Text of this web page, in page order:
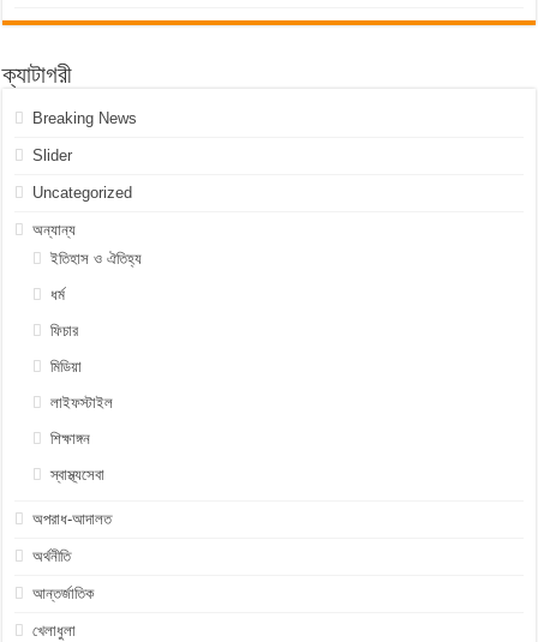
ক্যাটাগরী
Breaking News
Slider
Uncategorized
অন্যান্য
ইতিহাস ও ঐতিহ্য
ধর্ম
ফিচার
মিডিয়া
লাইফস্টাইল
শিক্ষাঙ্গন
স্বাস্থ্যসেবা
অপরাধ-আদালত
অর্থনীতি
আন্তর্জাতিক
খেলাধুলা